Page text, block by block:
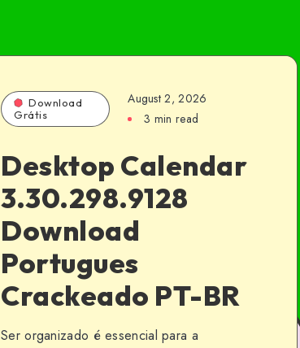
Download
Grátis
August 2, 2026
3 min read
Desktop Calendar
3.30.298.9128
Download
Portugues
Crackeado PT-BR
Ser organizado é essencial para a